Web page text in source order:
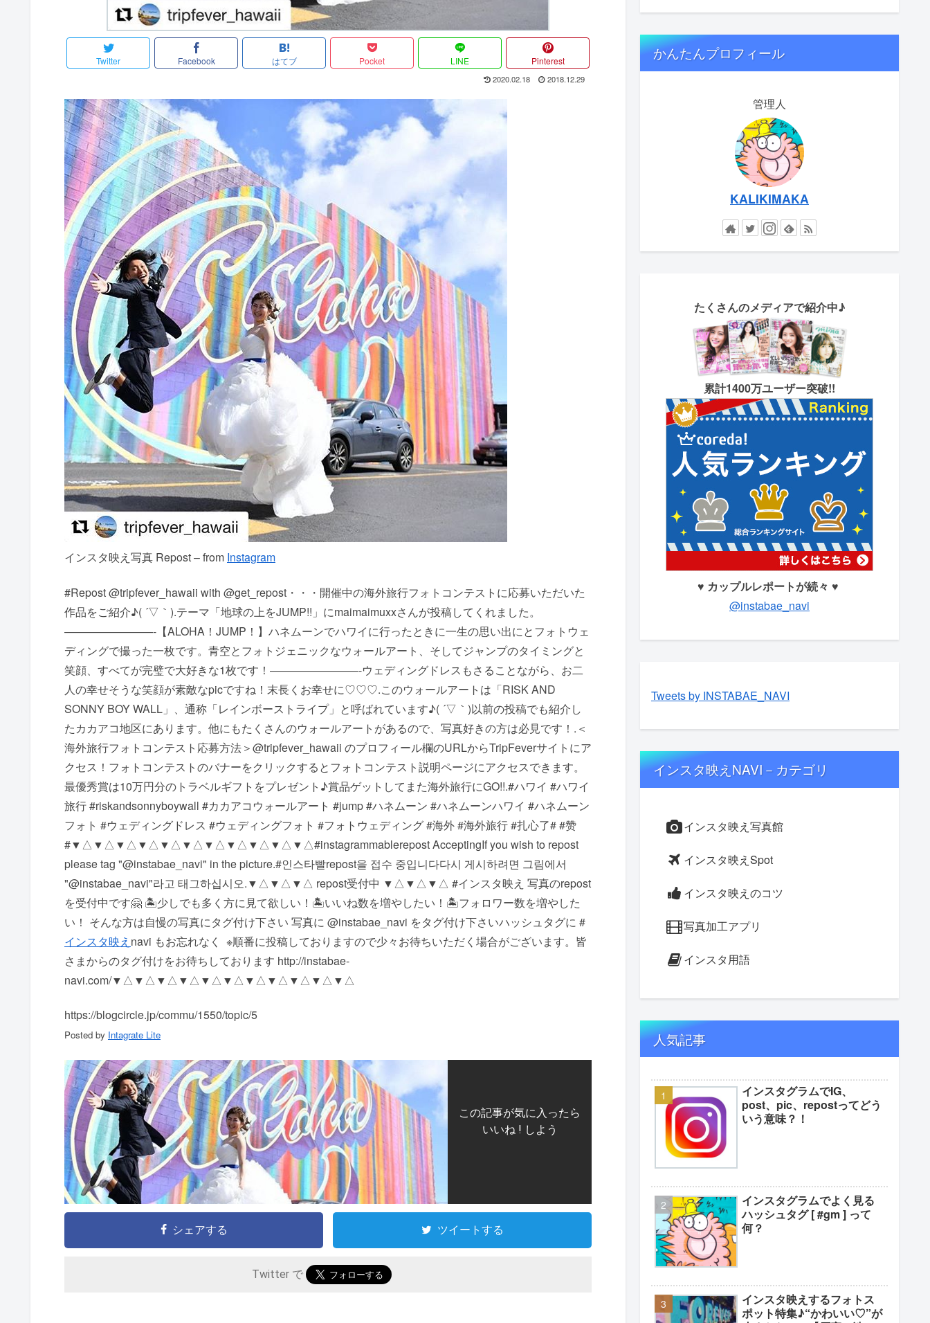
Twitter Facebook はてブ Pocket LINE Pinterest
2020.02.18 2018.12.29
インスタ映え写真 Repost – from Instagram
#Repost @tripfever_hawaii with @get_repost・・・開催中の海外旅行フォトコンテストに応募いただいた
作品をご紹介♪( ´▽｀).テーマ「地球の上をJUMP!!」にmaimaimuxxさんが投稿してくれました。
————————-【ALOHA！JUMP！】ハネムーンでハワイに行ったときに一生の思い出にとフォトウェ
ディングで撮った一枚です。青空とフォトジェニックなウォールアート、そしてジャンプのタイミングと
笑顔、すべてが完璧で大好きな1枚です！————————-ウェディングドレスもさることながら、お二
人の幸せそうな笑顔が素敵なpicですね！末長くお幸せに♡♡♡.このウォールアートは「RISK AND
SONNY BOY WALL」、通称「レインボーストライプ」と呼ばれています♪( ´▽｀)以前の投稿でも紹介し
たカカアコ地区にあります。他にもたくさんのウォールアートがあるので、写真好きの方は必見です！.＜
海外旅行フォトコンテスト応募方法＞@tripfever_hawaii のプロフィール欄のURLからTripFeverサイトにア
クセス！フォトコンテストのバナーをクリックするとフォトコンテスト説明ページにアクセスできます。
最優秀賞は10万円分のトラベルギフトをプレゼント♪賞品ゲットしてまた海外旅行にGO!!.#ハワイ #ハワイ
旅行 #riskandsonnyboywall #カカアコウォールアート #jump #ハネムーン #ハネムーンハワイ #ハネムーン
フォト #ウェディングドレス #ウェディングフォト #フォトウェディング #海外 #海外旅行 #扎心了# #赞
# ▼△▼△▼△▼△▼△▼△▼△▼△▼△▼△▼△ #instagrammable repost Accepting If you wish to repost
please tag "@instabae_navi" in the picture. #인스타빨 repost을 접수 중입니다 다시 게시하려면 그림에서
"@instabae_navi"라고 태그하십시오. ▼△▼△▼△ repost受付中 ▼△▼△▼△ #インスタ映え 写真のrepost
を受付中です🤗 🏝少しでも多く方に見て欲しい！ 🏝いいね数を増やしたい！ 🏝フォロワー数を増やした
い！ そんな方は自慢の写真にタグ付け下さい 写真に @instabae_navi をタグ付け下さい️ ハッシュタグに #
インスタ映え navi もお忘れなく ️ ※順番に投稿しておりますので少々お待ちいただく場合がございます。 皆
さまからのタグ付けをお待ちしております http://instabae-
navi.com/ ▼△▼△▼△▼△▼△▼△▼△▼△▼△▼△▼△
https://blogcircle.jp/commu/1550/topic/5
Posted by Intagrate Lite
この記事が気に入ったら
いいね ! しよう
シェアする ツイートする
Twitter で
かんたんプロフィール
管理人
KALIKIMAKA
たくさんのメディアで紹介中♪
累計1400万ユーザー突破!!
♥ カップルレポートが続々 ♥
@instabae_navi
Tweets by INSTABAE_NAVI
インスタ映えNAVI－カテゴリ
インスタ映え写真館
インスタ映えSpot
インスタ映えのコツ
写真加工アプリ
インスタ用語
人気記事
インスタグラムでIG、
post、pic、repostってどう
いう意味？！
インスタグラムでよく見る
ハッシュタグ [ #gm ] って
何？
インスタ映えするフォトス
ポット特集♪“かわいい♡”が